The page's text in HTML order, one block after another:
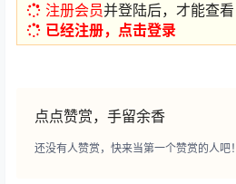
注册会员并登陆后，才能查看
已经注册，点击登录
点点赞赏，手留余香
还没有人赞赏，快来当第一个赞赏的人吧！